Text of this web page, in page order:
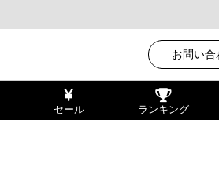
お問い合
セール ランキング